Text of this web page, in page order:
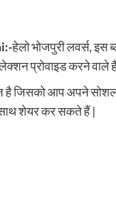
हेलो भोजपुरी लवर्स, इस
प्रोवाइड करने वाले
है जिसको आप अपने
शेयर कर सकते हैं |